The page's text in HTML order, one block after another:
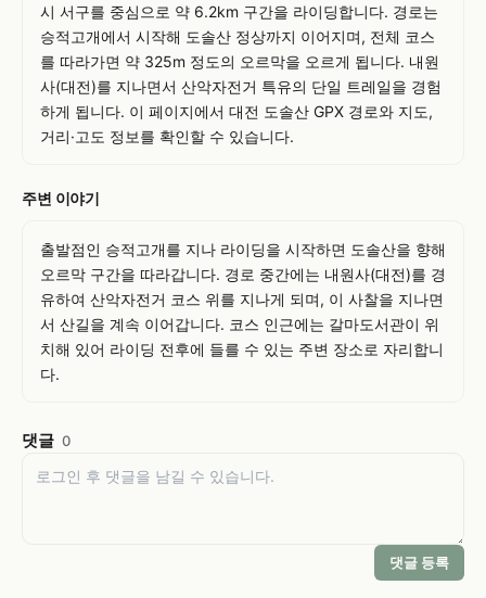
시 서구를 중심으로 약 6.2km 구간을 라이딩합니다. 경로는
승적고개에서 시작해 도솔산 정상까지 이어지며, 전체 코스
를 따라가면 약 325m 정도의 오르막을 오르게 됩니다. 내원
사(대전)를 지나면서 산악자전거 특유의 단일 트레일을 경험
하게 됩니다. 이 페이지에서 대전 도솔산 GPX 경로와 지도,
거리·고도 정보를 확인할 수 있습니다.
주변 이야기
출발점인 승적고개를 지나 라이딩을 시작하면 도솔산을 향해
오르막 구간을 따라갑니다. 경로 중간에는 내원사(대전)를 경
유하여 산악자전거 코스 위를 지나게 되며, 이 사찰을 지나면
서 산길을 계속 이어갑니다. 코스 인근에는 갈마도서관이 위
치해 있어 라이딩 전후에 들를 수 있는 주변 장소로 자리합니
다.
댓글 0
댓글 등록